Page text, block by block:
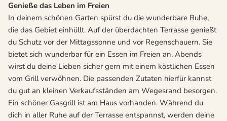
Genieße das Leben im Freien
In deinem schönen Garten spürst du die wunderbare Ruhe,
die das Gebiet einhüllt. Auf der überdachten Terrasse genießt
du Schutz vor der Mittagssonne und vor Regenschauern. Sie
bietet sich wunderbar für ein Essen im Freien an. Abends
wirst du deine Lieben sicher gern mit einem köstlichen Essen
vom Grill verwöhnen. Die passenden Zutaten hierfür kannst
du gut an kleinen Verkaufsständen am Wegesrand besorgen.
Ein schöner Gasgrill ist am Haus vorhanden. Während du
dich in aller Ruhe auf der Terrasse entspannst, werden deine